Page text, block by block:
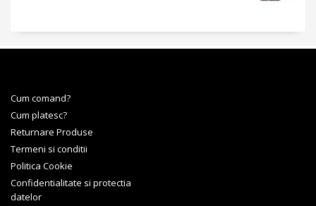
Cum comand?
Cum platesc?
Returnare Produse
Termeni si conditii
Politica Cookie
Confidentialitate si protectia
datelor